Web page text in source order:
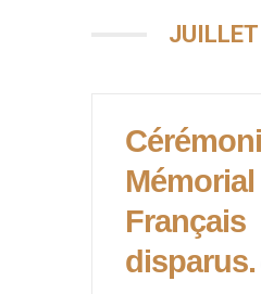
Français
disparus.